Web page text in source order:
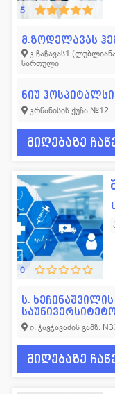
5
მ.ზოდელავას
კ.ჩაჩავას1
სართული
ნიუ ჰოსპიტალსი
კრწანისის ქუჩა №12
მიღებაზე
0
ს.
ი. ჭავჭავაძის გამზ.
მიღებაზე